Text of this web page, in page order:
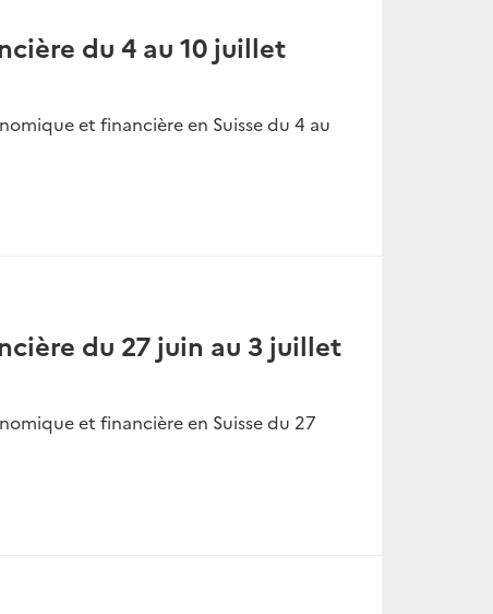
du 4 au 10 juillet
et financière en Suisse du 4 au
du 27 juin au 3 juillet
et financière en Suisse du 27